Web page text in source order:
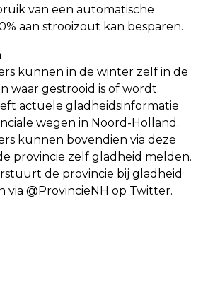
van een automatische
aan strooizout kan besparen.
kunnen in de winter zelf in de
waar gestrooid is of wordt.
actuele gladheidsinformatie
wegen in Noord-Holland.
kunnen bovendien via deze
provincie zelf gladheid melden.
de provincie bij gladheid
via @ProvincieNH op Twitter.